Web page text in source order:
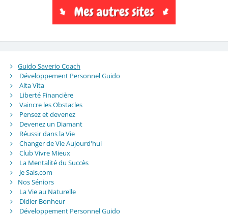
Guido Saverio Coach
Développement Personnel Guido
Alta Vita
Liberté Financière
Vaincre les Obstacles
Pensez et devenez
Devenez un Diamant
Réussir dans la Vie
Changer de Vie Aujourd'hui
Club Vivre Mieux
La Mentalité du Succès
Je Sais,com
Nos Séniors
La Vie au Naturelle
Didier Bonheur
Développement Personnel Guido